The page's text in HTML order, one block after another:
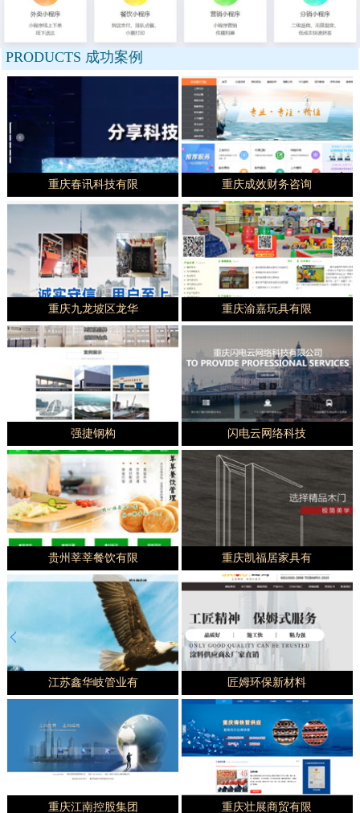
PRODUCTS 成功案例
重庆春讯科技有限 重庆成效财务咨询
重庆九龙坡区龙华 重庆渝嘉玩具有限
强捷钢构 闪电云网络科技
贵州莘莘餐饮有限 重庆凯福居家具有
江苏鑫华岐管业有 匠姆环保新材料
重庆江南控股集团 重庆壮展商贸有限